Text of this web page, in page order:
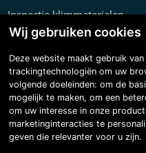
Inspectie klimmaterialen
Offerte configurator
Projecten
Wij gebruiken cookies
Deze website maakt gebruik
trackingtechnologiën om uw
volgende doeleinden: om de
mogelijk te maken, om een
om uw interesse in onze
marketinginteracties te
geven die relevanter voor u zijn.